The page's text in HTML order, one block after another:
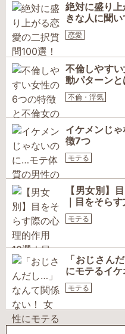
絶対に盛り
きな人に聞い
恋愛
不倫しやす
動パターンと
不倫・浮気
イケメンじ
徴7つ
モテる
【男女別】
｜目をそら
モテる
「おじさん
にモテるイ
モテる